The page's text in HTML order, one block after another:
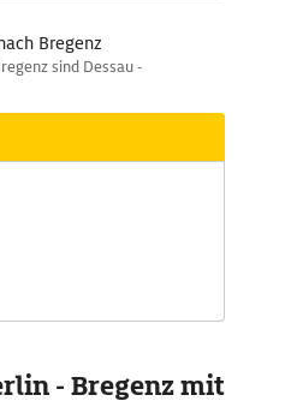
Bregenz
sind Dessau -
- Bregenz mit